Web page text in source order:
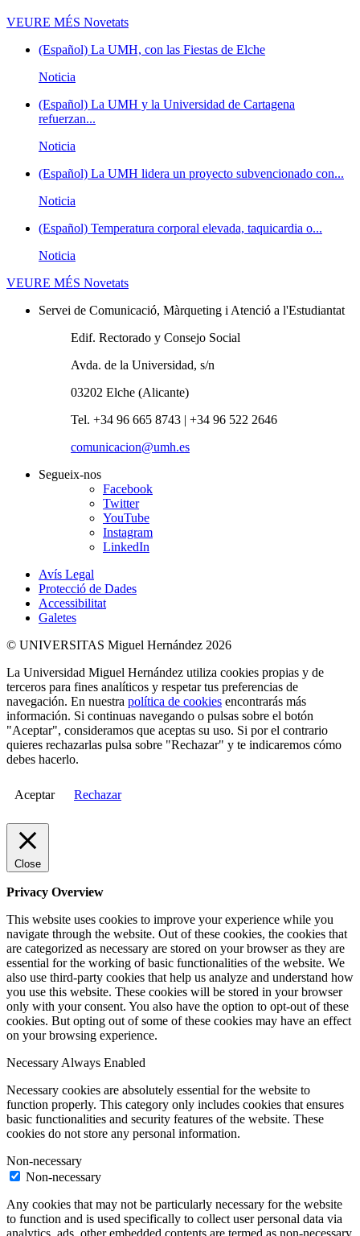
VEURE MÉS Novetats
(Español) La UMH, con las Fiestas de Elche
Noticia
(Español) La UMH y la Universidad de Cartagena
refuerzan...
Noticia
(Español) La UMH lidera un proyecto subvencionado con...
Noticia
(Español) Temperatura corporal elevada, taquicardia o...
Noticia
VEURE MÉS Novetats
Servei de Comunicació, Màrqueting i Atenció a l'Estudiantat
Edif. Rectorado y Consejo Social
Avda. de la Universidad, s/n
03202 Elche (Alicante)
Tel. +34 96 665 8743 | +34 96 522 2646
comunicacion@umh.es
Segueix-nos
Facebook
Twitter
YouTube
Instagram
LinkedIn
Avís Legal
Protecció de Dades
Accessibilitat
Galetes
© UNIVERSITAS Miguel Hernández 2026
La Universidad Miguel Hernández utiliza cookies propias y de
terceros para fines analíticos y respetar tus preferencias de
navegación. En nuestra política de cookies encontrarás más
información. Si continuas navegando o pulsas sobre el botón
"Aceptar", consideramos que aceptas su uso. Si por el contrario
quieres rechazarlas pulsa sobre "Rechazar" y te indicaremos cómo
debes hacerlo.
Aceptar Rechazar
Close
Privacy Overview
This website uses cookies to improve your experience while you
navigate through the website. Out of these cookies, the cookies that
are categorized as necessary are stored on your browser as they are
essential for the working of basic functionalities of the website. We
also use third-party cookies that help us analyze and understand how
you use this website. These cookies will be stored in your browser
only with your consent. You also have the option to opt-out of these
cookies. But opting out of some of these cookies may have an effect
on your browsing experience.
NecessaryAlways Enabled
Necessary cookies are absolutely essential for the website to
function properly. This category only includes cookies that ensures
basic functionalities and security features of the website. These
cookies do not store any personal information.
Non-necessary
Non-necessary
Any cookies that may not be particularly necessary for the website
to function and is used specifically to collect user personal data via